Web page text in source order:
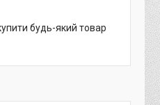
будь-який товар